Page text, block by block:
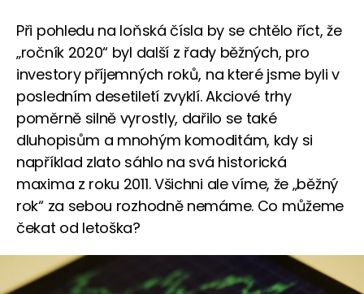
Při pohledu na loňská čísla by se chtělo říct, že
„ročník 2020“ byl další z řady běžných, pro
investory příjemných roků, na které jsme byli v
posledním desetiletí zvyklí. Akciové trhy
poměrně silně vyrostly, dařilo se také
dluhopisům a mnohým komoditám, kdy si
například zlato sáhlo na svá historická
maxima z roku 2011. Všichni ale víme, že „běžný
rok“ za sebou rozhodně nemáme. Co můžeme
čekat od letoška?